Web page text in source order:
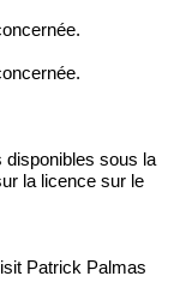
sous la
la licence sur le
Patrick Palmas